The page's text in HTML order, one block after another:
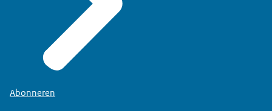
Abonneren